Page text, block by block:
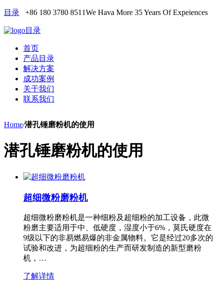
目录 +86 180 3780 8511We Hava More 35 Years Of Expeiences
目录
首页
产品目录
解决方案
成功案例
关于我们
联系我们
Home/潜孔锤磨粉机的使用
潜孔锤磨粉机的使用
超细微粉磨粉机
超细微粉磨粉机是一种细粉及超细粉的加工设备，此微
粉磨主要适用于中、低硬度，湿度小于6%，莫氏硬度在
9级以下的非易燃易爆的非金属物料。它是经过20多次的
试验和改进，为超细粉的生产而研发制造的新型磨粉
机，…
了解详情